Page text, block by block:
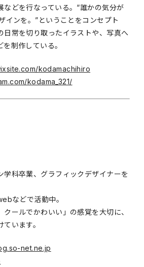
などを行なっている。“誰かの気分が
インを。”ということをコンセプト
日常を切り取ったイラストや、写真へ
制作している。
kodamachihiro
kodama_321/
学科卒業、グラフィックデザイナーを
などで活動中。
クールでかわいい」の感覚を大切に、
います。
net.ne.jp